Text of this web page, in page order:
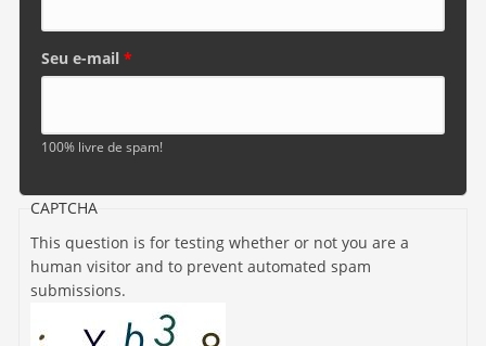
Seu e-mail *
100% livre de spam!
CAPTCHA
This question is for testing whether or not you are a
human visitor and to prevent automated spam
submissions.